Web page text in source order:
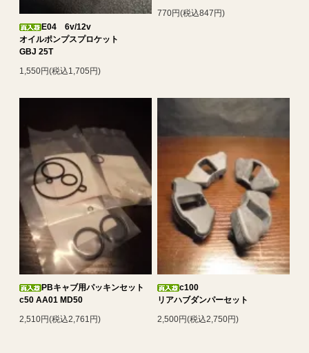
E04 6v/12v
オイルポンプスプロケット
GBJ 25T
1,550円(税込1,705円)
770円(税込847円)
PBキャブ用パッキンセット
c50 AA01 MD50
2,510円(税込2,761円)
c100
リアハブダンパーセット
2,500円(税込2,750円)